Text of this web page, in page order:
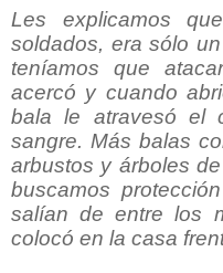
Les explicamos
soldados, era sólo
teníamos que
acercó y cuando
bala le atravesó el
sangre. Más balas
arbustos y árboles
buscamos
salían de entre los
colocó en la casa